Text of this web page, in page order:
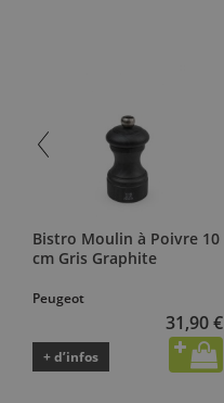
Bistro Moulin à Poivre 10
cm Gris Graphite
Peugeot
31,90 €
+ d’infos